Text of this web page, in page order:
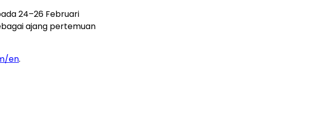
24–26 Februari
ajang pertemuan
en.